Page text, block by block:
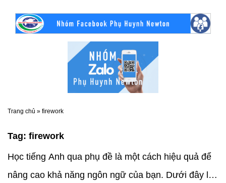
Trang chủ » firework
Tag: firework
Học tiếng Anh qua phụ đề là một cách hiệu quả để
nâng cao khả năng ngôn ngữ của bạn. Dưới đây là